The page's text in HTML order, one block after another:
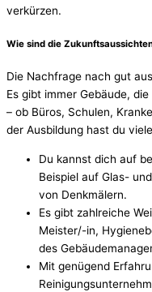
verkürzen.
Wie sind die
Die Nachfrage nach gut
Es gibt immer Gebäude,
– ob Büros, Schulen,
der Ausbildung hast du
Du kannst dich auf
Beispiel auf Glas-
von Denkmälern.
Es gibt zahlreiche
Meister/-in,
des
Mit genügend